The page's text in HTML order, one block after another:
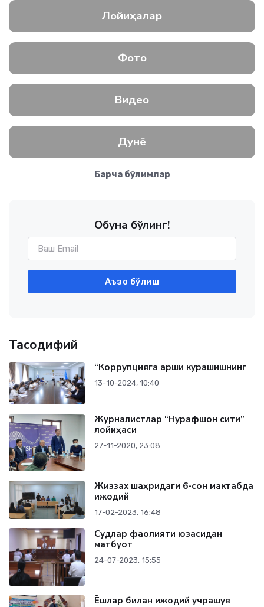
Лойиҳалар
Фото
Видео
Дунё
Барча бўлимлар
Обуна бўлинг!
Аъзо бўлиш
Тасодифий
“Коррупцияга қарши курашишнинг
13-10-2024, 10:40
Журналистлар “Нурафшон сити”
лойиҳаси
27-11-2020, 23:08
Жиззах шаҳридаги 6-сон мактабда
ижодий
17-02-2023, 16:48
Судлар фаолияти юзасидан
матбуот
24-07-2023, 15:55
Ёшлар билан ижодий учрашув